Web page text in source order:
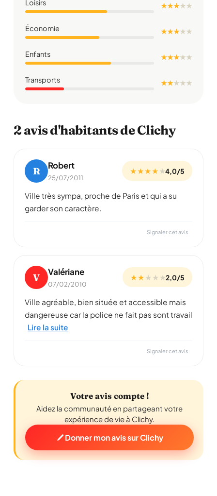
Loisirs ★ ★ ★★★
Économie ★ ★ ★★★
Enfants ★ ★ ★★★
Transports ★ ★★★★
2 avis d'habitants de Clichy
R Robert
25/07/2011
★ ★ ★ ★★4,0/5
Ville très sympa, proche de Paris et qui a su
garder son caractère.
Signaler cet avis
V Valériane
07/02/2010
★ ★★ ★ ★2,0/5
Ville agréable, bien située et accessible mais
dangereuse car la police ne fait pas sont travail
Lire la suite
Signaler cet avis
Votre avis compte !
Aidez la communauté en partageant votre
expérience de vie à Clichy.
Donner mon avis sur Clichy